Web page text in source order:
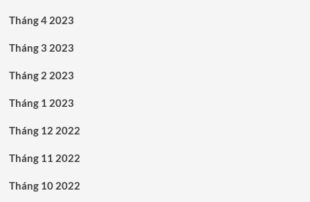
Tháng 4 2023
Tháng 3 2023
Tháng 2 2023
Tháng 1 2023
Tháng 12 2022
Tháng 11 2022
Tháng 10 2022